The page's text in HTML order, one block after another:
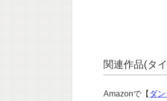
関連作品(タ
Amazonで【 ダ